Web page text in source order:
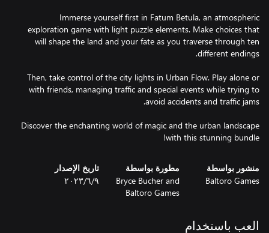
Immerse yourself first in Fatum Betula, an atmospheric
exploration game with light puzzle elements. Make choices that
will shape the land and your fate as you traverse through ten
Then, take control of the city lights in Urban Flow. Play alone or
with friends, managing traffic and special events while trying to
Discover the enchanting world of magic and the urban landscape
with this stunning bundle!
منشور بواسطة
Baltoro Games
مطورة بواسطة
Bryce Bucher and
Baltoro Games
تاريخ الإصدار
٩‏/٦‏/٢٠٢٣
العب باستخدام